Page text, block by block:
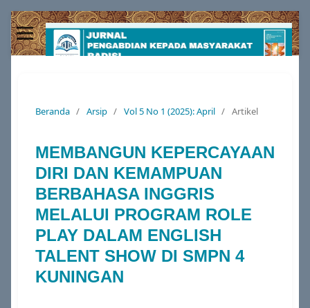
Beranda / Arsip / Vol 5 No 1 (2025): April / Artikel
MEMBANGUN KEPERCAYAAN
DIRI DAN KEMAMPUAN
BERBAHASA INGGRIS
MELALUI PROGRAM ROLE
PLAY DALAM ENGLISH
TALENT SHOW DI SMPN 4
KUNINGAN